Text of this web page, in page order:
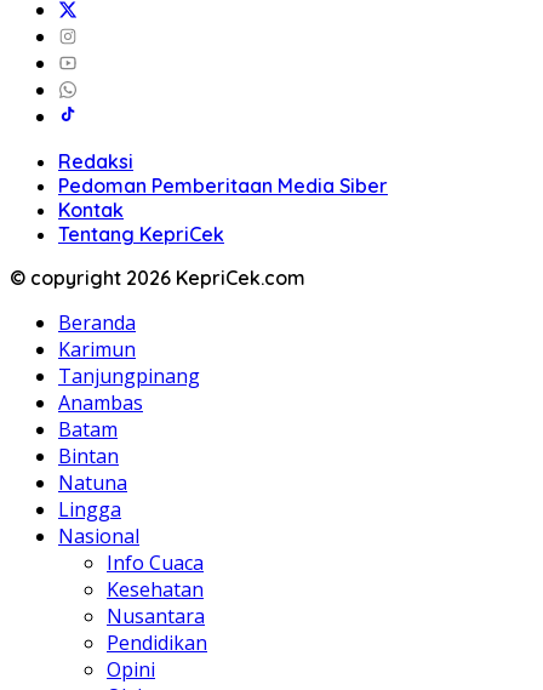
Redaksi
Pedoman Pemberitaan Media Siber
Kontak
Tentang KepriCek
© copyright 2026 KepriCek.com
Beranda
Karimun
Tanjungpinang
Anambas
Batam
Bintan
Natuna
Lingga
Nasional
Info Cuaca
Kesehatan
Nusantara
Pendidikan
Opini